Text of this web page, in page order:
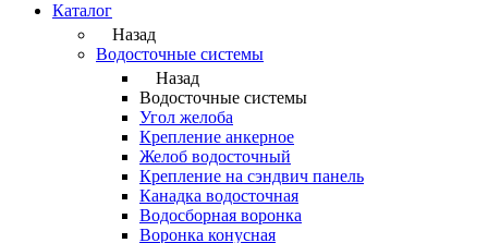
Каталог
Назад
Водосточные системы
Назад
Водосточные системы
Угол желоба
Крепление анкерное
Желоб водосточный
Крепление на сэндвич панель
Канадка водосточная
Водосборная воронка
Воронка конусная